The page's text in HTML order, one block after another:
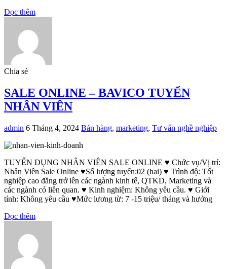
Đọc thêm
Chia sẻ
SALE ONLINE – BAVICO TUYỂN
NHÂN VIÊN
admin 6 Tháng 4, 2024 Bán hàng, marketing, Tư vấn nghề nghiệp
TUYỂN DỤNG NHÂN VIÊN SALE ONLINE ♥ Chức vụ/Vị trí:
Nhân Viên Sale Online ♥Số lượng tuyển:02 (hai) ♥ Trình độ: Tốt
nghiệp cao đẳng trở lên các ngành kinh tế, QTKD, Marketing và
các ngành có liên quan. ♥ Kinh nghiệm: Không yêu cầu. ♥ Giới
tính: Không yêu cầu ♥Mức lương từ: 7 -15 triệu/ tháng và hưởng
Đọc thêm